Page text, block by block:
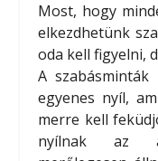
Most, hogy
elkezdhetünk
oda kell figyelni,
A
egyenes nyíl,
merre kell
nyílnak az